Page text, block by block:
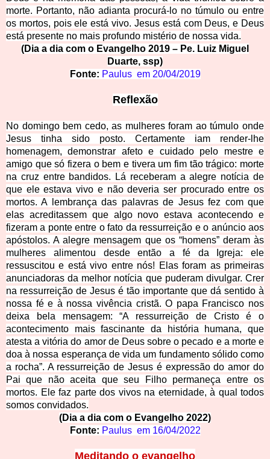
morte. Portanto, não adianta procurá-lo no túmulo ou entre
os mortos, pois ele está vivo. Jesus está com Deus, e Deus
está presente no mais profundo mistério de nossa vida.
(Dia a dia com o Evangelho 2019 – Pe. Luiz Miguel
Duarte, ssp)
Fonte: Paulus em 20/04/2019
Reflexão
No domingo bem cedo, as mulheres foram ao túmulo onde
Jesus tinha sido posto. Certamente iam render-lhe
homenagem, demonstrar afeto e cuidado pelo mestre e
amigo que só fizera o bem e tivera um fim tão trágico: morte
na cruz entre bandidos. Lá receberam a alegre notícia de
que ele estava vivo e não deveria ser procurado entre os
mortos. A lembrança das palavras de Jesus fez com que
elas acreditassem que algo novo estava acontecendo e
fizeram a ponte entre o fato da ressurreição e o anúncio aos
apóstolos. A alegre mensagem que os “homens” deram às
mulheres alimentou desde então a fé da Igreja: ele
ressuscitou e está vivo entre nós! Elas foram as primeiras
anunciadoras da melhor notícia que puderam divulgar. Crer
na ressurreição de Jesus é tão importante que dá sentido à
nossa fé e à nossa vivência cristã. O papa Francisco nos
deixa bela mensagem: “A ressurreição de Cristo é o
acontecimento mais fascinante da história humana, que
atesta a vitória do amor de Deus sobre o pecado e a morte e
doa à nossa esperança de vida um fundamento sólido como
a rocha”. A ressurreição de Jesus é expressão do amor do
Pai que não aceita que seu Filho permaneça entre os
mortos. Ele faz parte dos vivos na eternidade, à qual todos
somos convidados.
(Dia a dia com o Evangelho 2022)
Fonte: Paulus em 16/04/2022
Meditando o evangelho